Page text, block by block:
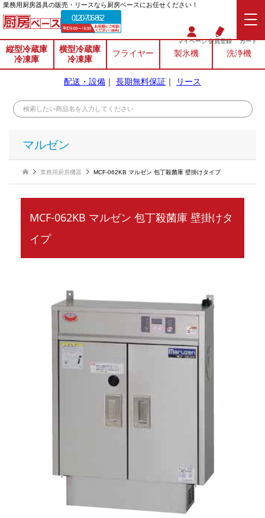
業務⽤厨房器具の販売・リースなら厨房ベースにお任せください！
0120-706-862
マイページ会員登録 カート
縦型冷蔵庫
冷凍庫
横型冷蔵庫
冷凍庫
フライヤー 製氷機 洗浄機
配送・設備 ｜ 長期無料保証 ｜ リース
マルゼン
業務用厨房機器 MCF-062KB マルゼン 包丁殺菌庫 壁掛けタイプ
MCF-062KB マルゼン 包丁殺菌庫 壁掛けタ
イプ